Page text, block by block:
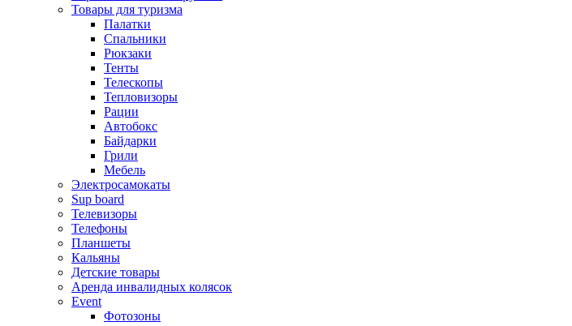
Товары для туризма
Палатки
Спальники
Рюкзаки
Тенты
Телескопы
Тепловизоры
Рации
Автобокс
Байдарки
Грили
Мебель
Электросамокаты
Sup board
Телевизоры
Телефоны
Планшеты
Кальяны
Детские товары
Аренда инвалидных колясок
Event
Фотозоны